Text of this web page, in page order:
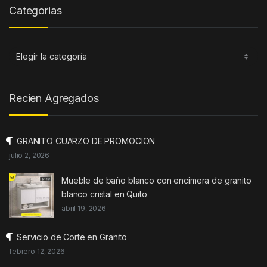
Categorias
Categorias
Recien Agregados
GRANITO CUARZO DE PROMOCION
julio 2, 2026
Mueble de baño blanco con encimera de granito
blanco cristal en Quito
abril 19, 2026
Servicio de Corte en Granito
febrero 12, 2026